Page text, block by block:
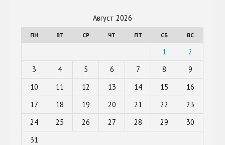
Август 2026
ПН ВТ СР ЧТ ПТ СБ ВС
1
2
3
4 5 6 7 8
9
10
11 12 13 14 15
16
17
18 19 20 21 22
23
24
25 26 27 28 29
30
31